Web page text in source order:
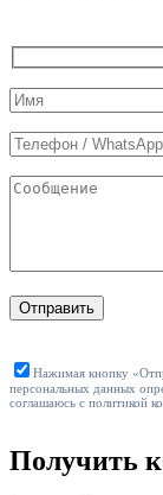
Служебные
поля
формы
Отправить
Нажимая кнопку
персональных данных
соглашаюсь с политикой
Получить